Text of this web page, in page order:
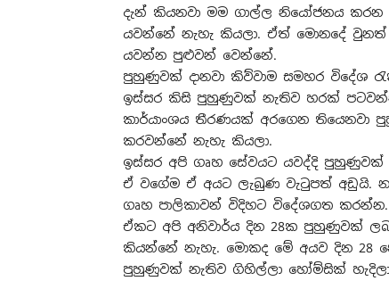
දැන් කියනවා මම ගාල්ල නියෝජනය
යවන්නේ නැහැ කියලා. ඒත් මොනදේ
යවන්න පුළුවන් වෙන්නේ.
පුහුණුවක් දානවා කිව්වාම සමහර විදේශ
ඉස්සර කිසි පුහුණුවක් නැතිව හරක්
කාර්යාංශය තීරණයක් අරගෙන
කරවන්නේ නැහැ කියලා.
ඉස්සර අපි ගෘහ සේවයට යවද්දි පුහුණුවක්
ඒ වගේම ඒ අයට ලැබුණ වැටුපත් අඩුයි.
ගෘහ පාලිකාවන් විදිහට විදේශගත කරන්න.
ඒකට අපි අනිවාර්ය දින 28ක පුහුණුවක්
කියන්නේ නැහැ. මොකද මේ අයව දින 28
පුහුණුවක් නැතිව ගිහිල්ලා හෝම්සික්